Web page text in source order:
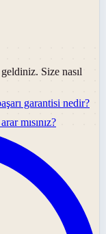
Size nasıl
garantisi nedir?
mısınız?